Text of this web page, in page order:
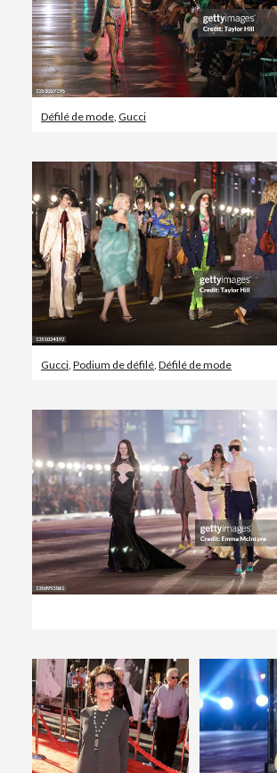
Défilé de mode, Gucci
Gucci, Podium de défilé, Défilé de mode